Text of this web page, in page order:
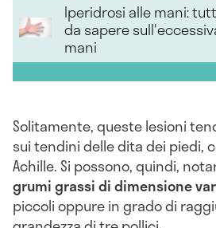
Iperidrosi alle mani:
da sapere
mani
Solitamente, queste lesioni
sui tendini delle dita dei piedi,
Achille. Si possono, quindi,
grumi grassi di dimensione
piccoli oppure in grado di